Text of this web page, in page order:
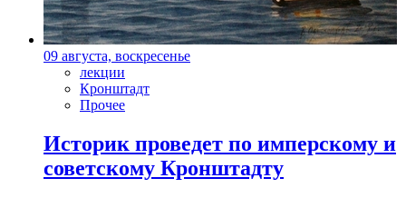
09 августа, воскресенье
лекции
Кронштадт
Прочее
Историк проведет по имперскому и
советскому Кронштадту